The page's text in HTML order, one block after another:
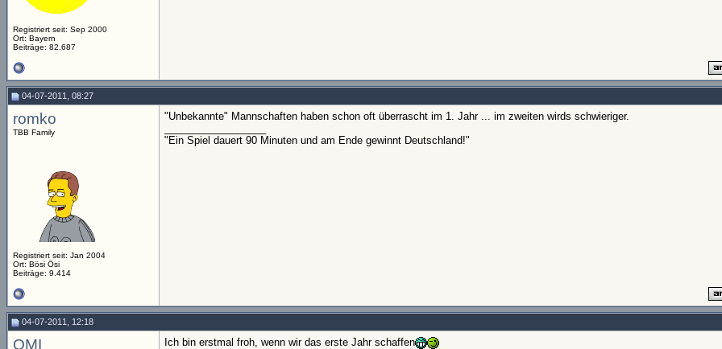
Registriert seit: Sep 2000
Ort: Bayern
Beiträge: 82.687
04-07-2011, 08:27
romko
TBB Family
Registriert seit: Jan 2004
Ort: Bösi Ösi
Beiträge: 9.414
"Unbekannte" Mannschaften haben schon oft überrascht im 1. Jahr ... im zweiten wirds schwieriger.
"Ein Spiel dauert 90 Minuten und am Ende gewinnt Deutschland!"
04-07-2011, 12:18
OMI
Ich bin erstmal froh, wenn wir das erste Jahr schaffen